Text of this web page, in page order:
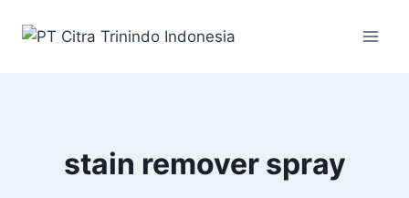
stain remover spray